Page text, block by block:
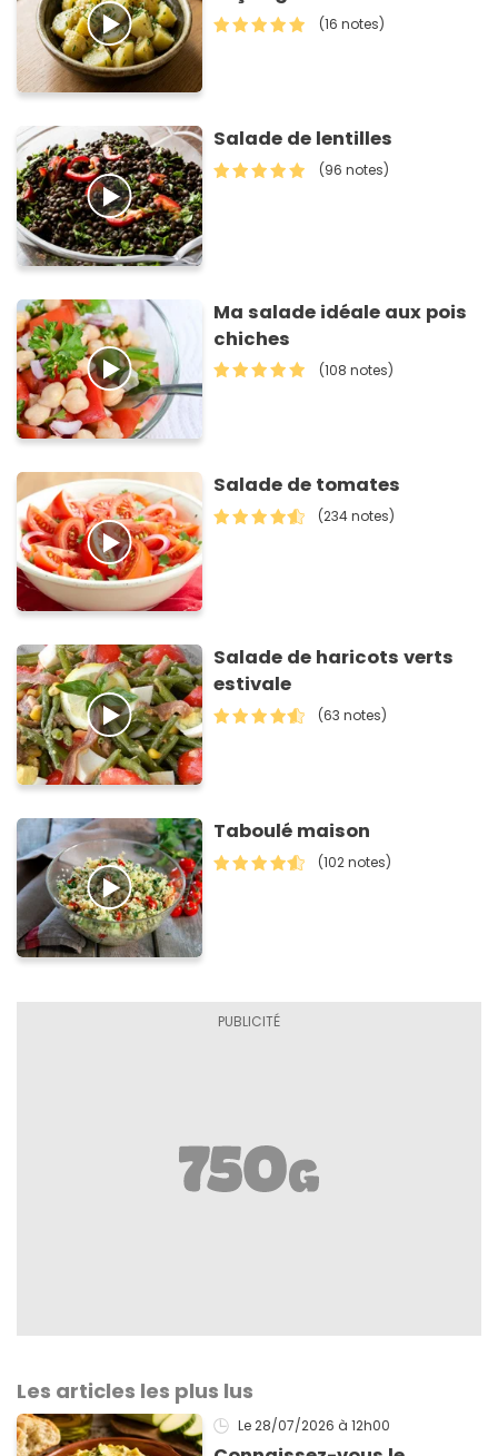
(16 notes)
Salade de lentilles
(96 notes)
Ma salade idéale aux pois
chiches
(108 notes)
Salade de tomates
(234 notes)
Salade de haricots verts
estivale
(63 notes)
Taboulé maison
(102 notes)
Les articles les plus lus
Le 28/07/2026 à 12h00